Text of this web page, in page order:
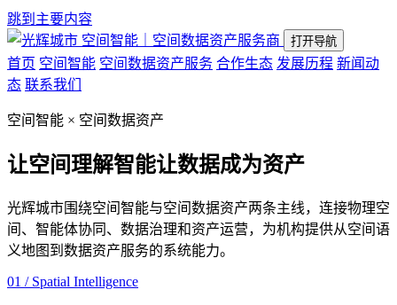
跳到主要内容
空间智能｜空间数据资产服务商
打开导航
首页 空间智能 空间数据资产服务 合作生态 发展历程 新闻动
态 联系我们
空间智能 × 空间数据资产
让空间理解智能让数据成为资产
光辉城市围绕空间智能与空间数据资产两条主线，连接物理空
间、智能体协同、数据治理和资产运营，为机构提供从空间语
义地图到数据资产服务的系统能力。
01 / Spatial Intelligence